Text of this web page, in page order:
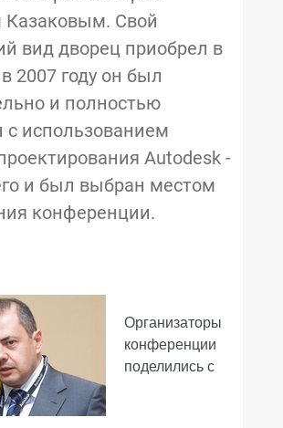
Свой
вид дворец приобрел в
2007 году он был
и полностью
с использованием
Autodesk -
и был выбран местом
конференции.
Организаторы
конференции
поделились с